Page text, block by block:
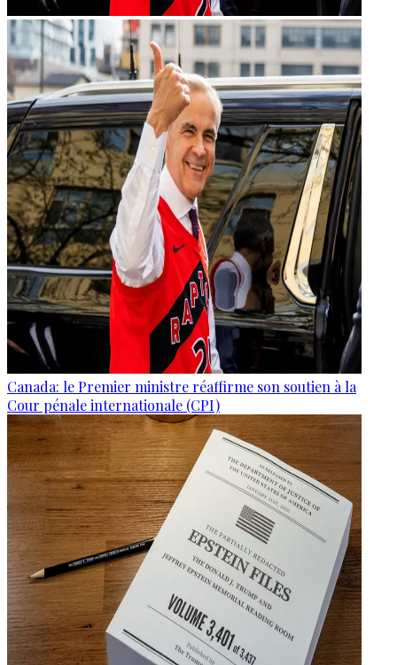
Canada: le Premier ministre réaffirme son soutien à la
Cour pénale internationale (CPI)